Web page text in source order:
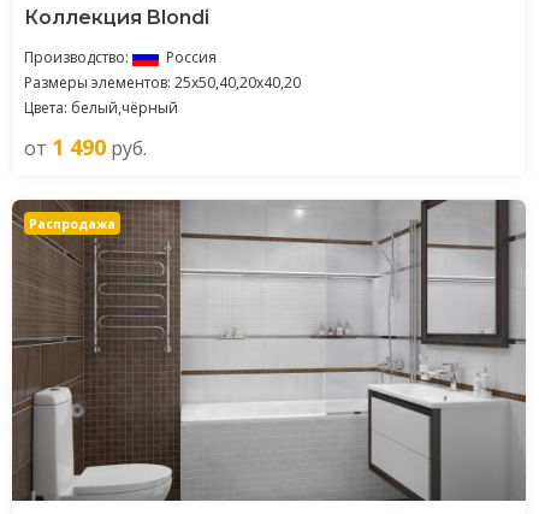
Коллекция Blondi
Производство:
Россия
Размеры элементов: 25x50,40,20x40,20
Цвета: белый,чёрный
от 1 490 руб.
Распродажа